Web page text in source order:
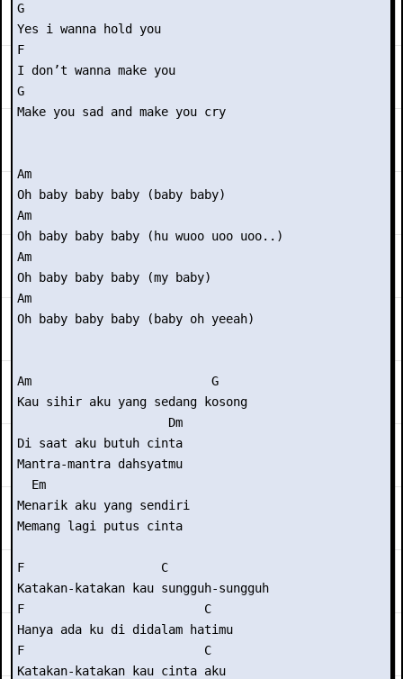
G
Yes i wanna hold you
F
I don’t wanna make you
G
Make you sad and make you cry
Am
Oh baby baby baby (baby baby)
Am
Oh baby baby baby (hu wuoo uoo uoo..)
Am
Oh baby baby baby (my baby)
Am
Oh baby baby baby (baby oh yeeah)
Am                         G
Kau sihir aku yang sedang kosong
                     Dm
Di saat aku butuh cinta
Mantra-mantra dahsyatmu
  Em
Menarik aku yang sendiri
Memang lagi putus cinta
F                   C
Katakan-katakan kau sungguh-sungguh
F                         C
Hanya ada ku di didalam hatimu
F                         C
Katakan-katakan kau cinta aku